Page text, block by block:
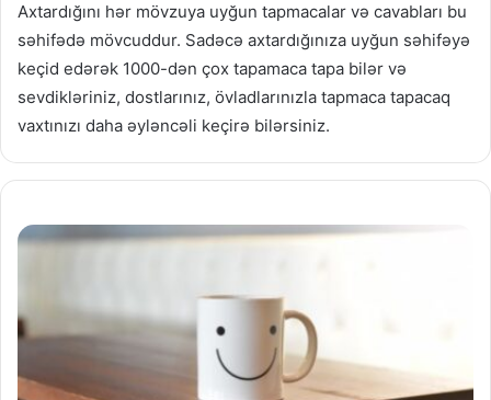
Axtardığını hər mövzuya uyğun tapmacalar və cavabları bu
səhifədə mövcuddur. Sadəcə axtardığınıza uyğun səhifəyə
keçid edərək 1000-dən çox tapamaca tapa bilər və
sevdikləriniz, dostlarınız, övladlarınızla tapmaca tapacaq
vaxtınızı daha əyləncəli keçirə bilərsiniz.